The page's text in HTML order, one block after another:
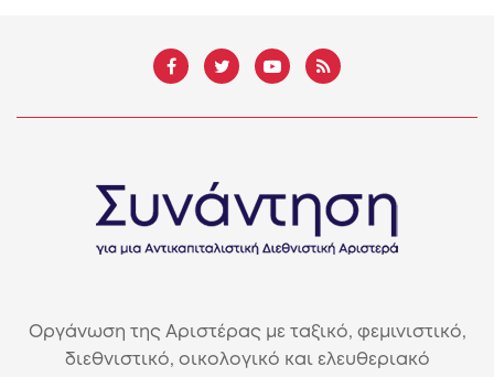
Οργάνωση της Αριστέρας με ταξικό, φεμινιστικό,
διεθνιστικό, οικολογικό και ελευθεριακό